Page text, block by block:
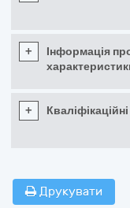
+
Інформація про
+
Друкувати